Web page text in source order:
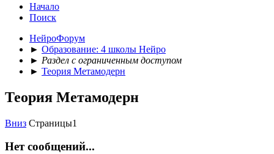
Начало
Поиск
НейроФорум
► Образование: 4 школы Нейро
► Раздел с ограниченным доступом
► Теория Метамодерн
Теория Метамодерн
Вниз Страницы1
Нет сообщений...